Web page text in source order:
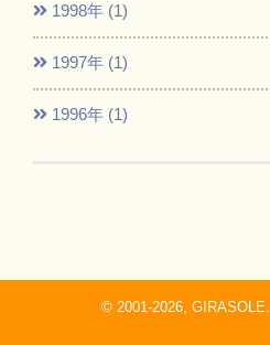
1998年 (1)
1997年 (1)
1996年 (1)
© 2001-2026,